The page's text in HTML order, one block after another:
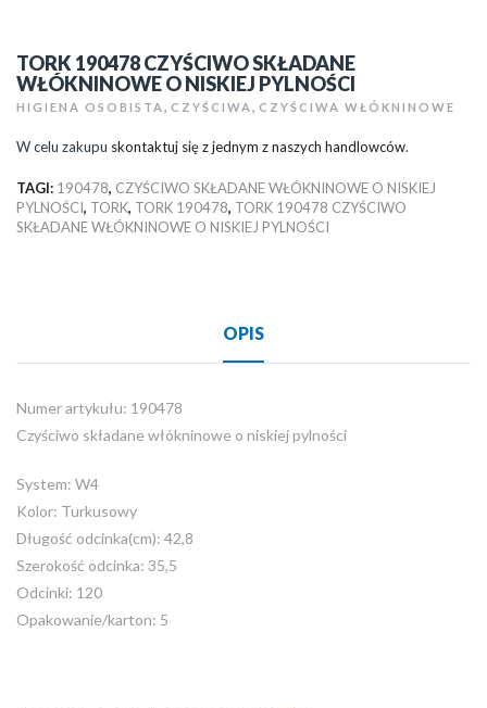
TORK 190478 CZYŚCIWO SKŁADANE
WŁÓKNINOWE O NISKIEJ PYLNOŚCI
HIGIENA OSOBISTA , CZYŚCIWA , CZYŚCIWA WŁÓKNINOWE
W celu zakupu skontaktuj się z jednym z naszych handlowców.
TAGI: 190478, CZYŚCIWO SKŁADANE WŁÓKNINOWE O NISKIEJ
PYLNOŚCI, TORK, TORK 190478, TORK 190478 CZYŚCIWO
SKŁADANE WŁÓKNINOWE O NISKIEJ PYLNOŚCI
OPIS
Numer artykułu: 190478
Czyściwo składane włókninowe o niskiej pylności
System: W4
Kolor: Turkusowy
Długość odcinka(cm): 42,8
Szerokość odcinka: 35,5
Odcinki: 120
Opakowanie/karton: 5